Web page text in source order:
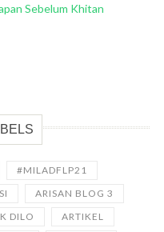
Sebelum Khitan
#MILADFLP21
ARISAN BLOG 3
DILO
ARTIKEL